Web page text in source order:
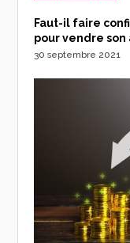
Faut-il faire
pour vendre
30 septembre 2021